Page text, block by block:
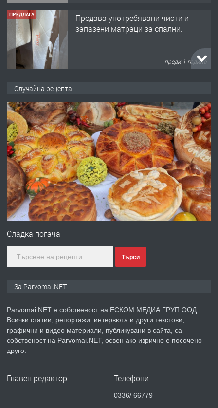
ПРЕДЛАГА
Продава употребявани чисти и
запазени матраци за спални.
преди 1 година
преди 1 година
ПРЕДЛАГА
Първи поход "По стъпките на Ангел
Войвода"
преди 1 година
ПРЕДЛАГА
Монтажник на малки детайли за
преди 1 година
ПРЕДЛАГА
Продавам апартамент - гр.
Случайна рецепта
Сладка погача
Търси
За Parvomai.NET
Parvomai.NET е собственост на ЕСКОМ МЕДИА ГРУП ООД.
Всички статии, репортажи, интервюта и други текстови,
графични и видео материали, публикувани в сайта, са
собственост на Parvomai.NET, освен ако изрично е посочено
друго.
Главен редактор Телефони
0336/ 66779